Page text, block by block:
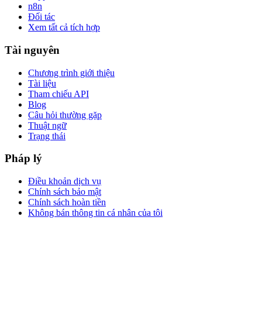
n8n
Đối tác
Xem tất cả tích hợp
Tài nguyên
Chương trình giới thiệu
Tài liệu
Tham chiếu API
Blog
Câu hỏi thường gặp
Thuật ngữ
Trạng thái
Pháp lý
Điều khoản dịch vụ
Chính sách bảo mật
Chính sách hoàn tiền
Không bán thông tin cá nhân của tôi